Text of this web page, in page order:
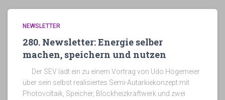
NEWSLETTER
280. Newsletter: Energie selber
machen, speichern und nutzen
Der SEV lädt ein zu einem Vortrag von Udo Högemeier
über sein selbst realisiertes Semi-Autarkiekonzept mit
Photovoltaik, Speicher, Blockheizkraftwerk und zwei